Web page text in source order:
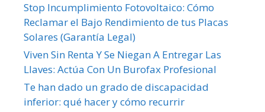
Stop Incumplimiento Fotovoltaico: Cómo
Reclamar el Bajo Rendimiento de tus Placas
Solares (Garantía Legal)
Viven Sin Renta Y Se Niegan A Entregar Las
Llaves: Actúa Con Un Burofax Profesional
Te han dado un grado de discapacidad
inferior: qué hacer y cómo recurrir